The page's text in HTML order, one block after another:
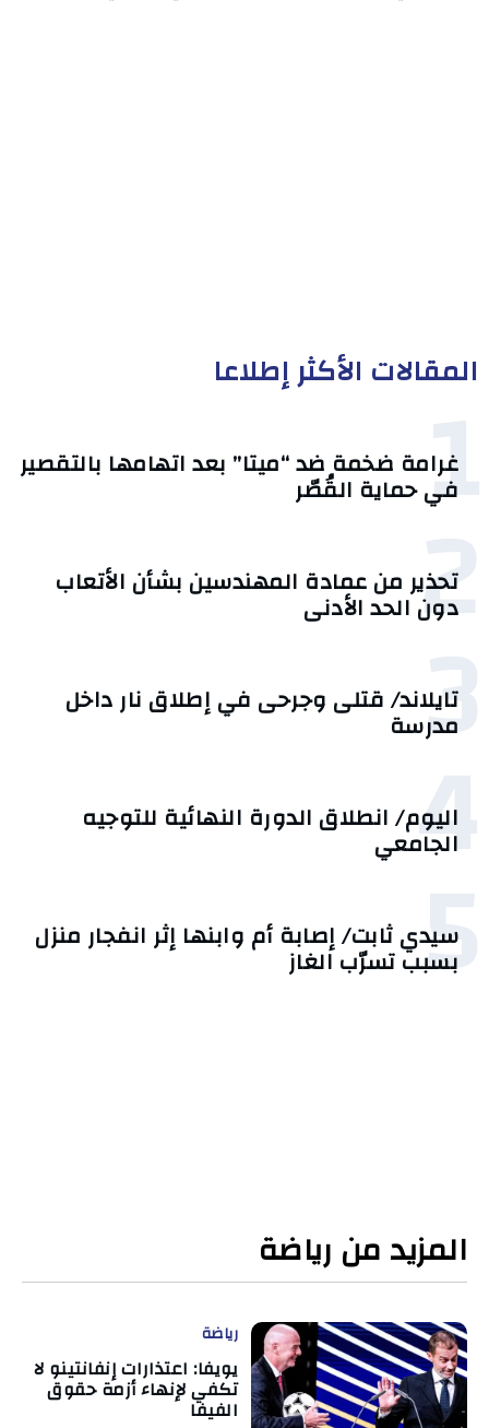
المقالات الأكثر إطلاعا
1
غرامة ضخمة ضد “ميتا” بعد اتهامها بالتقصير
في حماية القُصّر
2
تحذير من عمادة المهندسين بشأن الأتعاب
دون الحد الأدنى
3
تايلاند/ قتلى وجرحى في إطلاق نار داخل
مدرسة
4
اليوم/ انطلاق الدورة النهائية للتوجيه
الجامعي
5
سيدي ثابت/ إصابة أم وابنها إثر انفجار منزل
بسبب تسرّب الغاز
المزيد من رياضة
رياضة
يويفا: اعتذارات إنفانتينو لا
تكفي لإنهاء أزمة حقوق
الفيفا